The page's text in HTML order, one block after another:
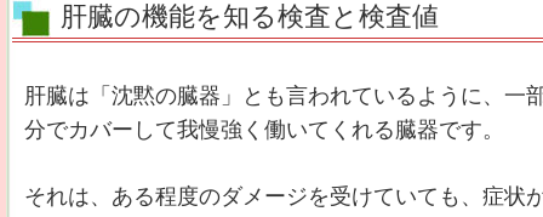
肝臓の機能を知る検査と検査値
肝臓は「沈黙の臓器」とも言われているように、一
分でカバーして我慢強く働いてくれる臓器です。
それは、ある程度のダメージを受けていても、症状